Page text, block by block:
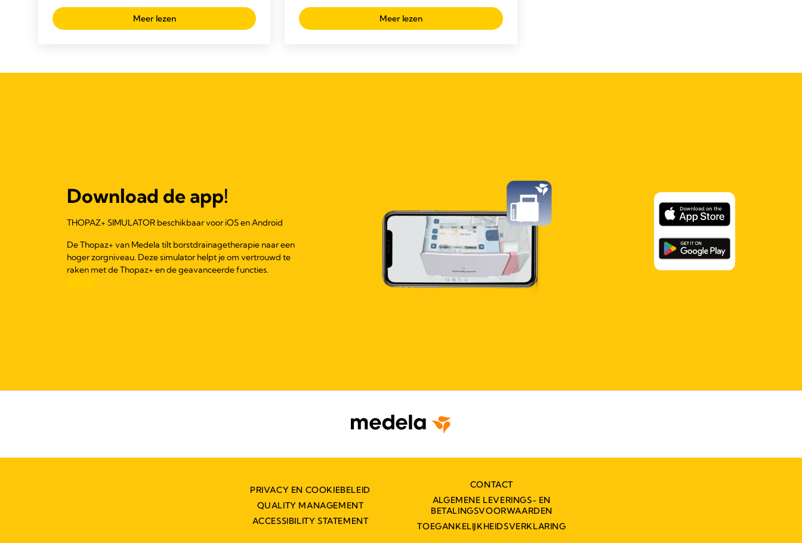
Meer lezen Meer lezen
Download de app!
THOPAZ+ SIMULATOR beschikbaar voor iOS en Android
De Thopaz+ van Medela tilt borstdrainagetherapie naar een
hoger zorgniveau. Deze simulator helpt je om vertrouwd te
raken met de Thopaz+ en de geavanceerde functies.
PRIVACY EN COOKIEBELEID
QUALITY MANAGEMENT
ACCESSIBILITY STATEMENT
CONTACT
ALGEMENE LEVERINGS- EN
BETALINGSVOORWAARDEN
TOEGANKELIJKHEIDSVERKLARING